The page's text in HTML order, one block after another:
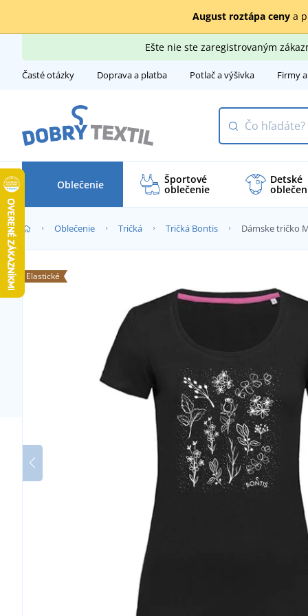
August roztápa cenya
Ešte nie ste zaregistrovaným
Časté otázky Doprava a platba Potlač a výšivka Firmy
Oblečenie Športové
oblečenie
Detské
Oblečenie Tričká Tričká Bontis Dámske tričko
Elastické